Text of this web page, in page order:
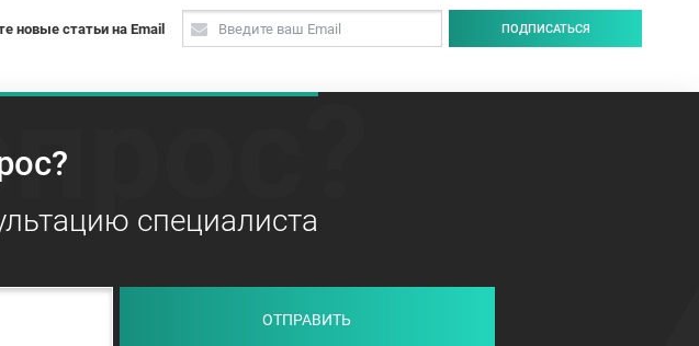
новые статьи на Email ПОДПИСАТЬСЯ
специалиста
ОТПРАВИТЬ